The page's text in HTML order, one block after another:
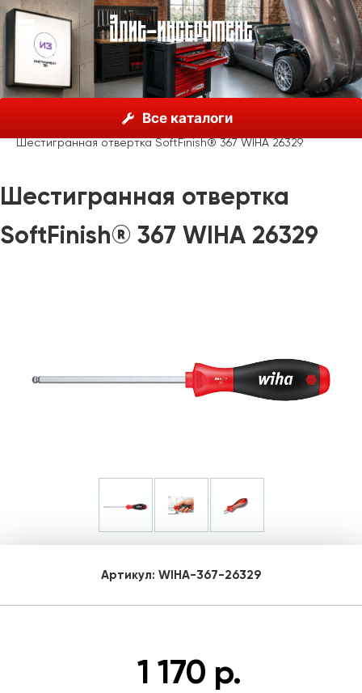
Все каталоги
Инструмент Wiha, Германия
Wiha SoftFinish®
Шестигранная отвертка SoftFinish® 367 WIHA 26329
Шестигранная отвертка
SoftFinish® 367 WIHA 26329
Артикул: WIHA-367-26329
1 170 р.